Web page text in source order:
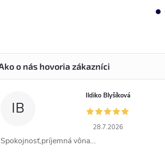
IB
Ildiko Blyšíková
28.7.2026
Spokojnosť,príjemná vôna...